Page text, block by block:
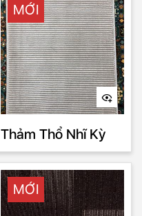
MỚI
Thảm Thổ Nhĩ Kỳ
MỚI